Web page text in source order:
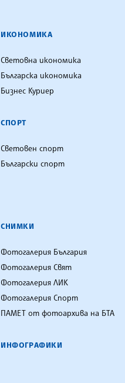
ИКОНОМИКА
Световна икономика
Българска икономика
Бизнес Куриер
СПОРТ
Световен спорт
Български спорт
СНИМКИ
Фотогалерия България
Фотогалерия Свят
Фотогалерия ЛИК
Фотогалерия Спорт
ПАМЕТ от фотоархива на БТА
ИНФОГРАФИКИ